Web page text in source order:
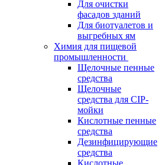
Для очистки
фасадов зданий
Для биотуалетов и
выгребных ям
Химия для пищевой
промышленности
Щелочные пенные
средства
Щелочные
средства для CIP-
мойки
Кислотные пенные
средства
Дезинфицирующие
средства
Кислотные